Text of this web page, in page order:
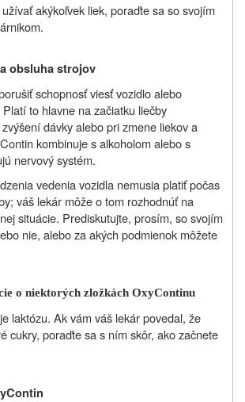
akýkoľvek liek, poraďte sa so svojím
obsluha strojov
schopnosť viesť vozidlo alebo
to hlavne na začiatku liečby
dávky alebo pri zmene liekov a
kombinuje s alkoholom alebo s
nervový systém.
vedenia vozidla nemusia platiť počas
váš lekár môže o tom rozhodnúť na
situácie. Prediskutujte, prosím, so svojím
nie, alebo za akých podmienok môžete
o niektorých zložkách OxyContinu
laktózu. Ak vám váš lekár povedal, že
cukry, poraďte sa s ním skôr, ako začnete